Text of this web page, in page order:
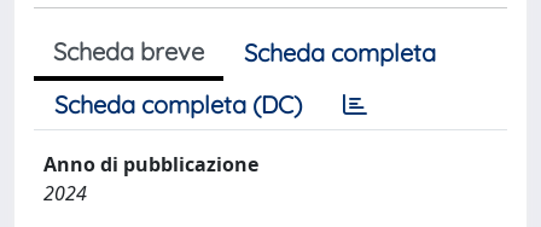
Scheda breve
Scheda completa
Scheda completa (DC)
Anno di pubblicazione
2024